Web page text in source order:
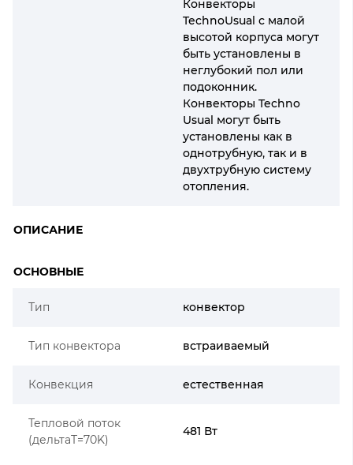
Конвекторы
TechnoUsual с малой
высотой корпуса могут
быть установлены в
неглубокий пол или
подоконник.
Конвекторы Techno
Usual могут быть
установлены как в
однотрубную, так и в
двухтрубную систему
отопления.
ОПИСАНИЕ
ОСНОВНЫЕ
Тип конвектор
Тип конвектора встраиваемый
Конвекция естественная
Тепловой поток
(дельтаT=70K)
481 Вт